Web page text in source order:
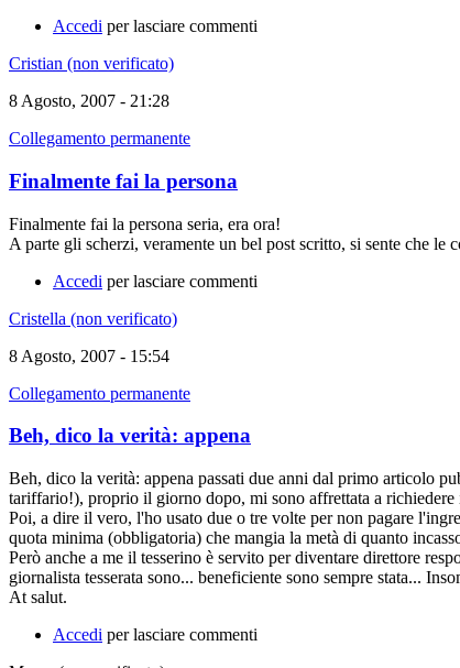
Accedi per lasciare commenti
Cristian (non verificato)
8 Agosto, 2007 - 21:28
Collegamento permanente
Finalmente fai la persona
Finalmente fai la persona seria, era ora!
A parte gli scherzi, veramente un bel post scritto, si sente che le
Accedi per lasciare commenti
Cristella (non verificato)
8 Agosto, 2007 - 15:54
Collegamento permanente
Beh, dico la verità: appena
Beh, dico la verità: appena passati due anni dal primo articolo
tariffario!), proprio il giorno dopo, mi sono affrettata a
Poi, a dire il vero, l'ho usato due o tre volte per non pagare
quota minima (obbligatoria) che mangia la metà di quanto
Però anche a me il tesserino è servito per diventare direttore
giornalista tesserata sono... beneficiente sono sempre stata...
At salut.
Accedi per lasciare commenti